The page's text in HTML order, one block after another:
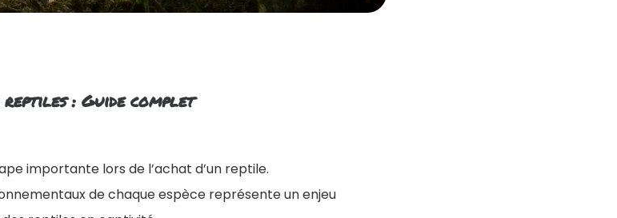
: Guide complet
importante lors de l’achat d’un reptile.
de chaque espèce représente un enjeu